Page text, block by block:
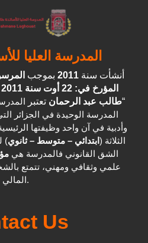
أنشأت سنة 2011 بموجب
المؤرخ في: 22 أوت سنة 2011
“طالب عبد الرحمان تعتبر
المدرسة الوحيدة في الجزائر
وأدبية في آن واحد وظيفتها
الثلاثة ( ابتدائي – متوسط – ثانوي)
الشق القانوني فالمدرسة هي
علمي وثقافي ومهني، تتمتع
المالي.
Us